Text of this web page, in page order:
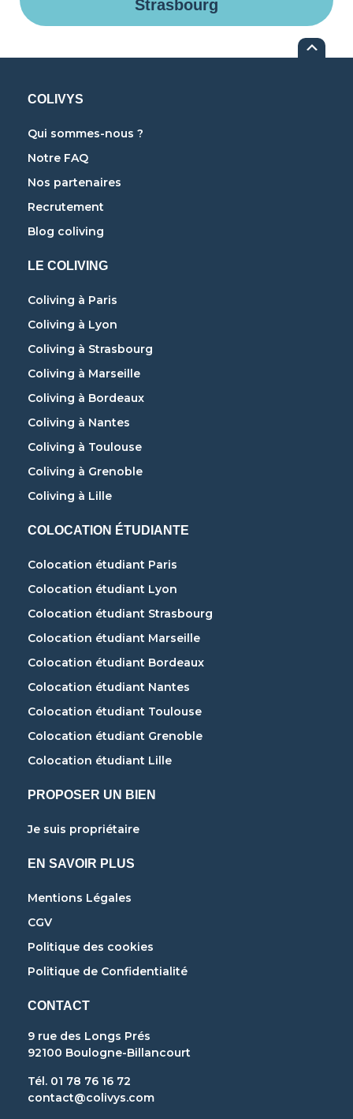
Strasbourg
COLIVYS
Qui sommes-nous ?
Notre FAQ
Nos partenaires
Recrutement
Blog coliving
LE COLIVING
Coliving à Paris
Coliving à Lyon
Coliving à Strasbourg
Coliving à Marseille
Coliving à Bordeaux
Coliving à Nantes
Coliving à Toulouse
Coliving à Grenoble
Coliving à Lille
COLOCATION ÉTUDIANTE
Colocation étudiant Paris
Colocation étudiant Lyon
Colocation étudiant Strasbourg
Colocation étudiant Marseille
Colocation étudiant Bordeaux
Colocation étudiant Nantes
Colocation étudiant Toulouse
Colocation étudiant Grenoble
Colocation étudiant Lille
PROPOSER UN BIEN
Je suis propriétaire
EN SAVOIR PLUS
Mentions Légales
CGV
Politique des cookies
Politique de Confidentialité
CONTACT
9 rue des Longs Prés
92100 Boulogne-Billancourt
Tél. 01 78 76 16 72
contact@colivys.com